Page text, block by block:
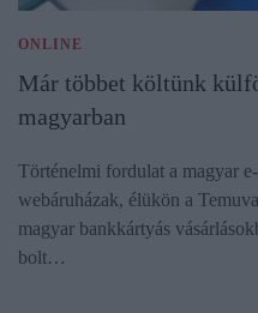
ONLINE
Már többet költünk
magyarban
Történelmi fordulat a magyar
webáruházak, élükön a
magyar bankkártyás
bolt…